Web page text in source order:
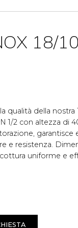
18/
qualità della nostra
1/2 con altezza di
garantisce
e resistenza.
uniforme e